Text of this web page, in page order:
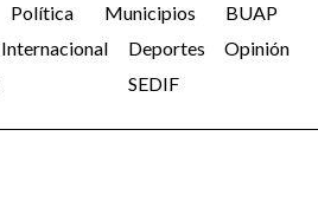
Política Municipios
BUAP
Internacional Deportes
Opinión
SEDIF